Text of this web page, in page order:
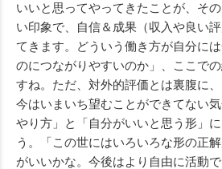
いいと思ってやってきたことが、そ
い印象で、自信＆成果（収入や良い
てきます。どういう働き方が自分に
のにつながりやすいのか」、ここで
すね。ただ、対外的評価とは裏腹に
今はいまいち望むことができてない
やり方」と「自分がいいと思う形」
う。「この世にはいろいろな形の正
がいいかな。今後はより自由に活動